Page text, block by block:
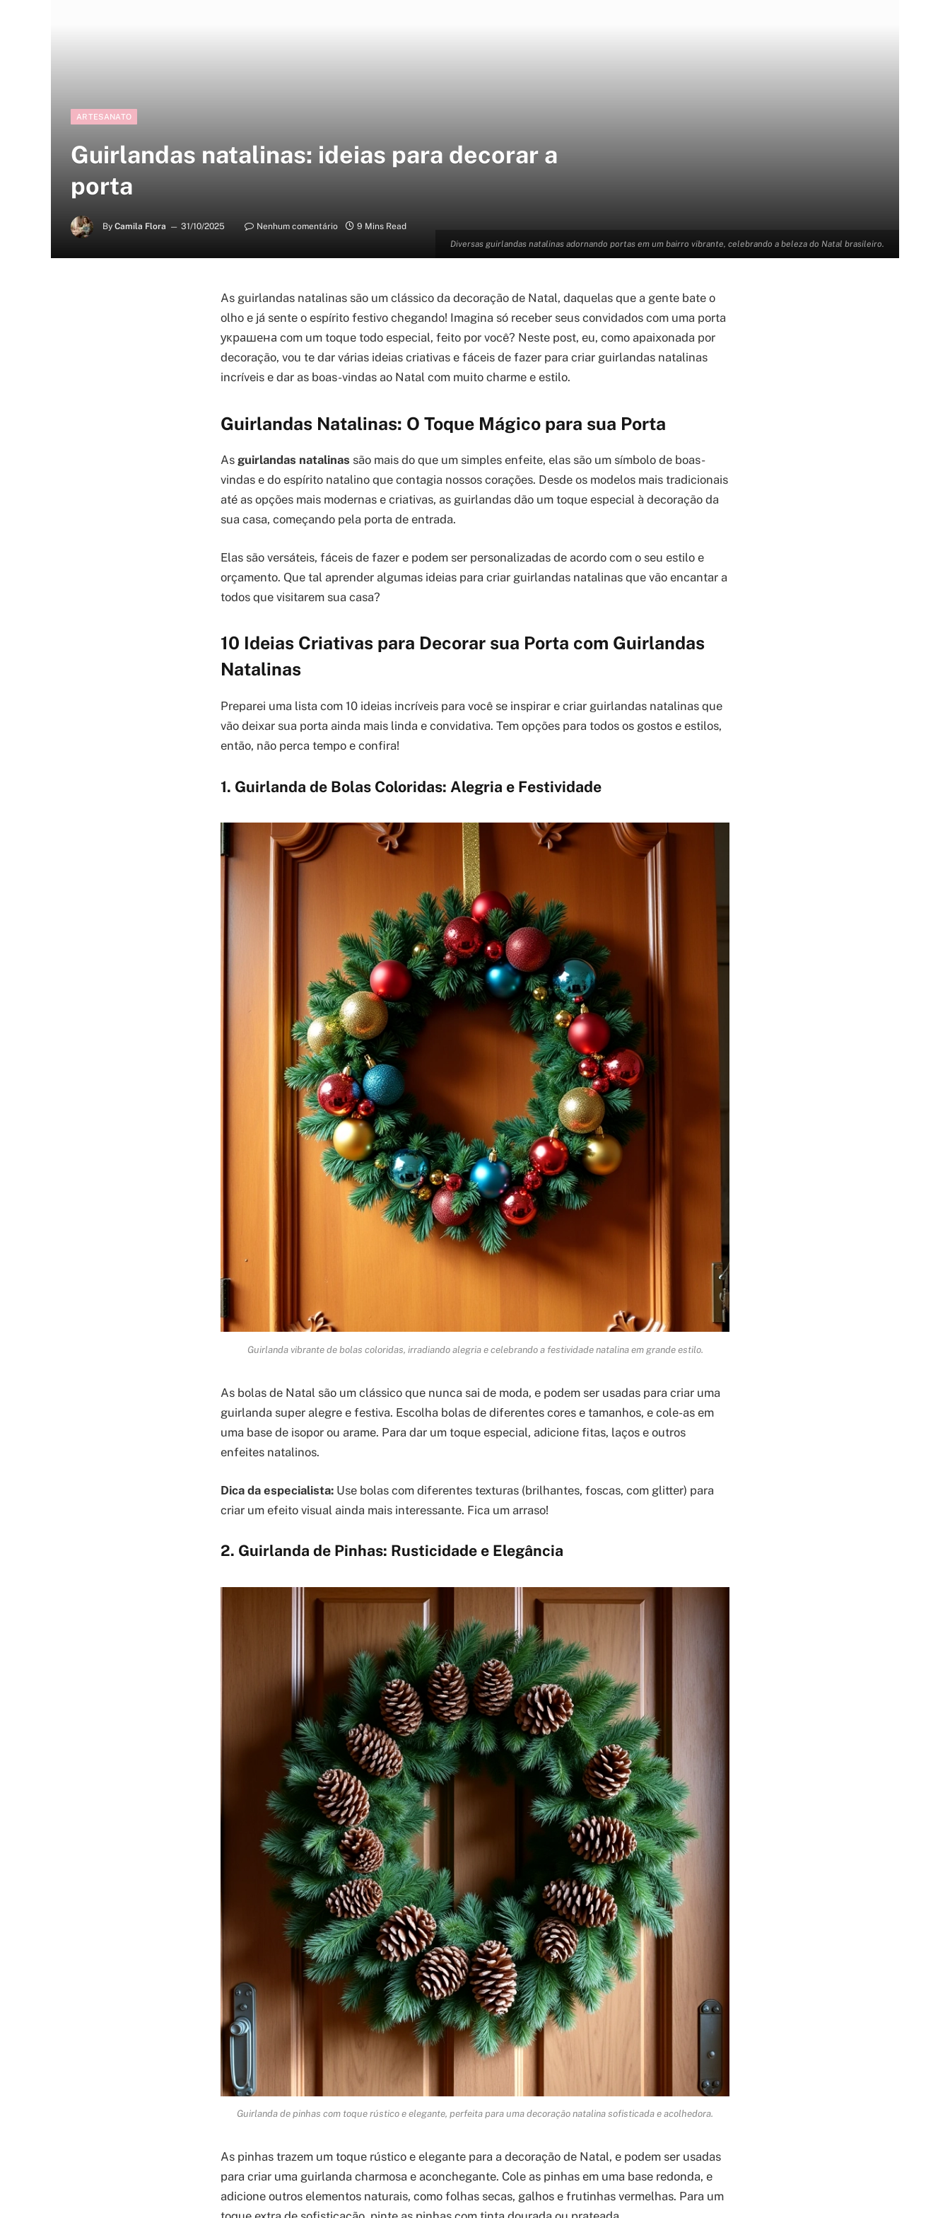
Diversas guirlandas natalinas adornando portas em um bairro vibrante, celebrando a beleza do Natal brasileiro.
ARTESANATO
Guirlandas natalinas: ideias para decorar a
porta
By Camila Flora 31/10/2025 Nenhum comentário 9 Mins Read
As guirlandas natalinas são um clássico da decoração de Natal, daquelas que a gente bate o
olho e já sente o espírito festivo chegando! Imagina só receber seus convidados com uma porta
украшена com um toque todo especial, feito por você? Neste post, eu, como apaixonada por
decoração, vou te dar várias ideias criativas e fáceis de fazer para criar guirlandas natalinas
incríveis e dar as boas-vindas ao Natal com muito charme e estilo.
Guirlandas Natalinas: O Toque Mágico para sua Porta
As guirlandas natalinas são mais do que um simples enfeite, elas são um símbolo de boas-
vindas e do espírito natalino que contagia nossos corações. Desde os modelos mais tradicionais
até as opções mais modernas e criativas, as guirlandas dão um toque especial à decoração da
sua casa, começando pela porta de entrada.
Elas são versáteis, fáceis de fazer e podem ser personalizadas de acordo com o seu estilo e
orçamento. Que tal aprender algumas ideias para criar guirlandas natalinas que vão encantar a
todos que visitarem sua casa?
10 Ideias Criativas para Decorar sua Porta com Guirlandas
Natalinas
Preparei uma lista com 10 ideias incríveis para você se inspirar e criar guirlandas natalinas que
vão deixar sua porta ainda mais linda e convidativa. Tem opções para todos os gostos e estilos,
então, não perca tempo e confira!
1. Guirlanda de Bolas Coloridas: Alegria e Festividade
Guirlanda vibrante de bolas coloridas, irradiando alegria e celebrando a festividade natalina em grande estilo.
As bolas de Natal são um clássico que nunca sai de moda, e podem ser usadas para criar uma
guirlanda super alegre e festiva. Escolha bolas de diferentes cores e tamanhos, e cole-as em
uma base de isopor ou arame. Para dar um toque especial, adicione fitas, laços e outros
enfeites natalinos.
Dica da especialista: Use bolas com diferentes texturas (brilhantes, foscas, com glitter) para
criar um efeito visual ainda mais interessante. Fica um arraso!
2. Guirlanda de Pinhas: Rusticidade e Elegância
Guirlanda de pinhas com toque rústico e elegante, perfeita para uma decoração natalina sofisticada e acolhedora.
As pinhas trazem um toque rústico e elegante para a decoração de Natal, e podem ser usadas
para criar uma guirlanda charmosa e aconchegante. Cole as pinhas em uma base redonda, e
adicione outros elementos naturais, como folhas secas, galhos e frutinhas vermelhas. Para um